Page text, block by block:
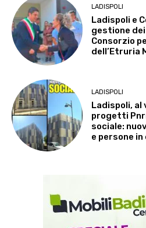
LADISPOLI
Ladispoli e
gestione
Consorzio
dell’Etruria
LADISPOLI
Ladispoli, al
progetti
sociale:
e persone